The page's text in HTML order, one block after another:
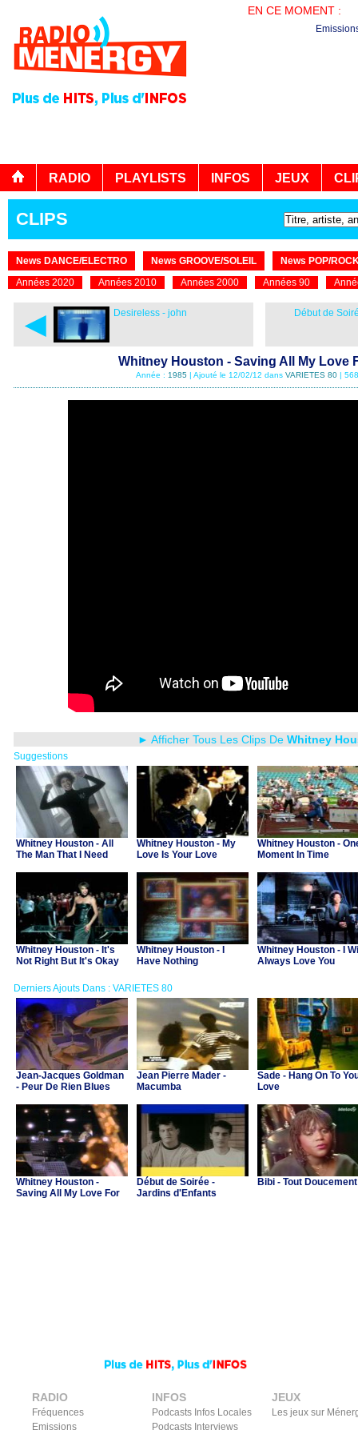
EN CE MOMENT :
RADIO PLAYLISTS INFOS JEUX
CLIPS
News DANCE/ELECTRO News GROOVE/SOLEIL
News POP/
Années 2020
Années 2010 Années 2000 Années 90
◄ Desireless - john Début de
Whitney Houston - Saving All My Love
Année : 1985| Ajouté le 12/02/12 dans VARIETES 80|
► Afficher Tous Les Clips De Whitney
Suggestions
Whitney Houston - All
The Man That I Need
Whitney Houston - My
Love Is Your Love
Whitney Houston -
Moment In Time
Whitney Houston - It's
Not Right But It's Okay
Whitney Houston - I
Have Nothing
Whitney Houston - I
Always Love You
Derniers Ajouts Dans : VARIETES 80
Jean-Jacques Goldman
- Peur De Rien Blues
Jean Pierre Mader -
Macumba
Sade - Hang On To
Love
Whitney Houston -
Saving All My Love For
Début de Soirée -
Jardins d'Enfants
Bibi - Tout Doucement
RADIO
Fréquences
Emissions
INFOS
Podcasts Infos Locales
Podcasts Interviews
JEUX
Les jeux sur